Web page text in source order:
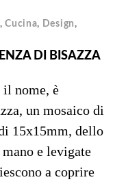
,Cucina, Design,
DI BISAZZA
il nome, è
un mosaico di
15x15mm, dello
e levigate
a coprire